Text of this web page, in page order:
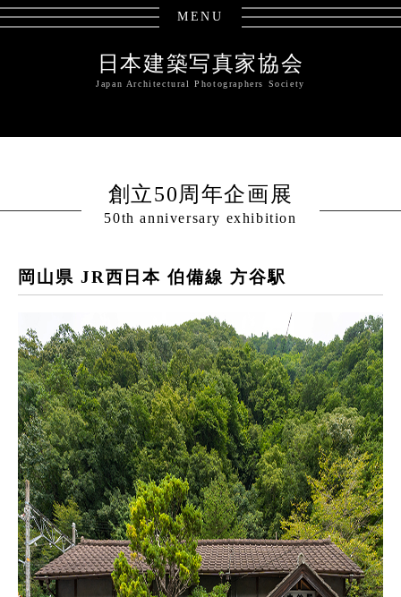
MENU
日本建築写真家協会
Japan Architectural Photographers Society
創立50周年企画展
50th anniversary exhibition
岡山県 JR西日本 伯備線 方谷駅